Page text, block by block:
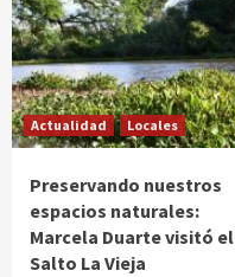
Actualidad Locales
Preservando nuestros
espacios naturales:
Marcela Duarte visitó el
Salto La Vieja